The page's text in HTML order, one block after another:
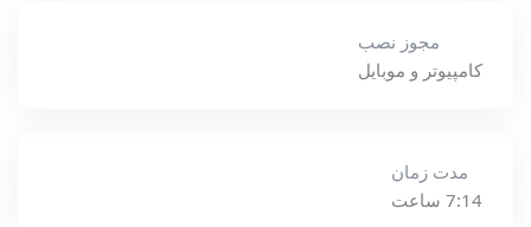
مجوز نصب
کامپیوتر و موبایل
مدت زمان
7:14 ساعت